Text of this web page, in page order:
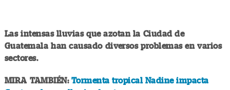
Las intensas lluvias que azotan la Ciudad de
Guatemala han causado diversos problemas en varios
sectores.
MIRA TAMBIÉN:Tormenta tropical Nadine impacta